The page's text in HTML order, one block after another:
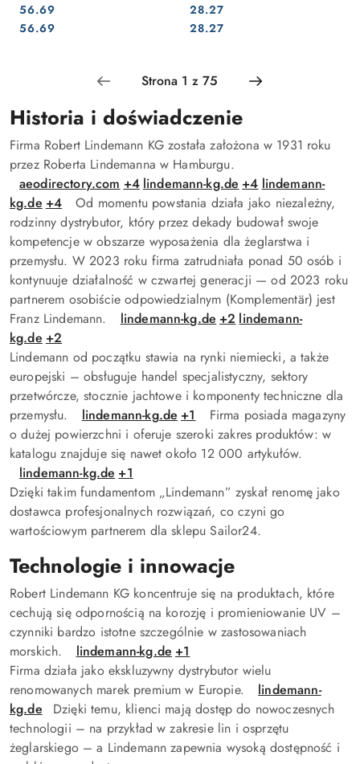
Cena:
56.69
Cena:
56.69 Cena:
28.27
Cena:
28.27
Historia i doświadczenie
Firma Robert Lindemann KG została założona w 1931 roku
przez Roberta Lindemanna w Hamburgu.
aeodirectory.com +4 lindemann-kg.de +4 lindemann-
kg.de +4
Od momentu powstania działa jako niezależny,
rodzinny dystrybutor, który przez dekady budował swoje
kompetencje w obszarze wyposażenia dla żeglarstwa i
przemysłu. W 2023 roku firma zatrudniała ponad 50 osób i
kontynuuje działalność w czwartej generacji — od 2023 roku
partnerem osobiście odpowiedzialnym (Komplementär) jest
Franz Lindemann.
lindemann-kg.de +2 lindemann-
kg.de +2
Lindemann od początku stawia na rynki niemiecki, a także
europejski – obsługuje handel specjalistyczny, sektory
przetwórcze, stocznie jachtowe i komponenty techniczne dla
przemysłu.
lindemann-kg.de +1
Firma posiada magazyny
o dużej powierzchni i oferuje szeroki zakres produktów: w
katalogu znajduje się nawet około 12 000 artykułów.
lindemann-kg.de +1
Dzięki takim fundamentom „Lindemann” zyskał renomę jako
dostawca profesjonalnych rozwiązań, co czyni go
wartościowym partnerem dla sklepu Sailor24.
Technologie i innowacje
Robert Lindemann KG koncentruje się na produktach, które
cechują się odpornością na korozję i promieniowanie UV –
czynniki bardzo istotne szczególnie w zastosowaniach
morskich.
lindemann-kg.de +1
Firma działa jako ekskluzywny dystrybutor wielu
renomowanych marek premium w Europie.
lindemann-
kg.de
Dzięki temu, klienci mają dostęp do nowoczesnych
technologii – na przykład w zakresie lin i osprzętu
żeglarskiego – a Lindemann zapewnia wysoką dostępność i